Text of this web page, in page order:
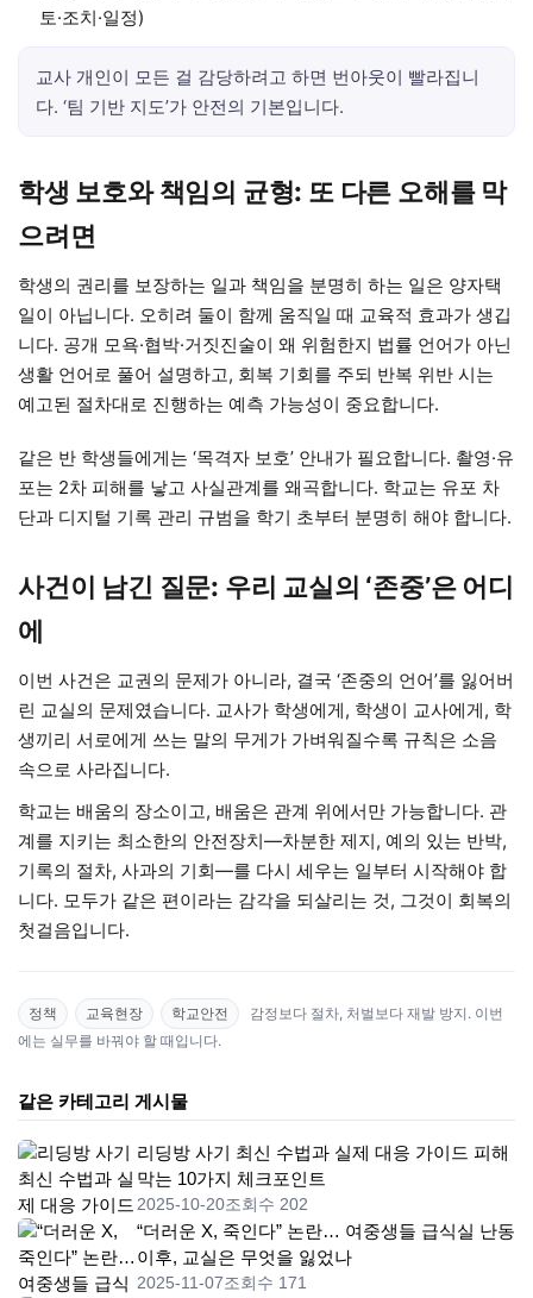
토·조치·일정)
교사 개인이 모든 걸 감당하려고 하면 번아웃이 빨라집니
다. ‘팀 기반 지도’가 안전의 기본입니다.
학생 보호와 책임의 균형: 또 다른 오해를 막
으려면
학생의 권리를 보장하는 일과 책임을 분명히 하는 일은 양자택
일이 아닙니다. 오히려 둘이 함께 움직일 때 교육적 효과가 생깁
니다. 공개 모욕·협박·거짓진술이 왜 위험한지 법률 언어가 아닌
생활 언어로 풀어 설명하고, 회복 기회를 주되 반복 위반 시는
예고된 절차대로 진행하는 예측 가능성이 중요합니다.
같은 반 학생들에게는 ‘목격자 보호’ 안내가 필요합니다. 촬영·유
포는 2차 피해를 낳고 사실관계를 왜곡합니다. 학교는 유포 차
단과 디지털 기록 관리 규범을 학기 초부터 분명히 해야 합니다.
사건이 남긴 질문: 우리 교실의 ‘존중’은 어디
에
이번 사건은 교권의 문제가 아니라, 결국 ‘존중의 언어’를 잃어버
린 교실의 문제였습니다. 교사가 학생에게, 학생이 교사에게, 학
생끼리 서로에게 쓰는 말의 무게가 가벼워질수록 규칙은 소음
속으로 사라집니다.
학교는 배움의 장소이고, 배움은 관계 위에서만 가능합니다. 관
계를 지키는 최소한의 안전장치—차분한 제지, 예의 있는 반박,
기록의 절차, 사과의 기회—를 다시 세우는 일부터 시작해야 합
니다. 모두가 같은 편이라는 감각을 되살리는 것, 그것이 회복의
첫걸음입니다.
정책 교육현장 학교안전
감정보다 절차, 처벌보다 재발 방지. 이번
에는 실무를 바꿔야 할 때입니다.
같은 카테고리 게시물
리딩방 사기 최신 수법과 실제 대응 가이드 피해
막는 10가지 체크포인트
2025-10-20조회수 202
“더러운 X, 죽인다” 논란… 여중생들 급식실 난동
이후, 교실은 무엇을 잃었나
2025-11-07조회수 171